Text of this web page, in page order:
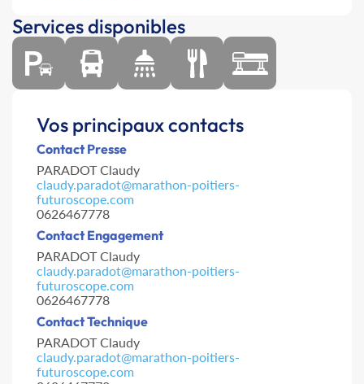
Services disponibles
Vos principaux contacts
Contact Presse
PARADOT Claudy
claudy.paradot@marathon-poitiers-
futuroscope.com
0626467778
Contact Engagement
PARADOT Claudy
claudy.paradot@marathon-poitiers-
futuroscope.com
0626467778
Contact Technique
PARADOT Claudy
claudy.paradot@marathon-poitiers-
futuroscope.com